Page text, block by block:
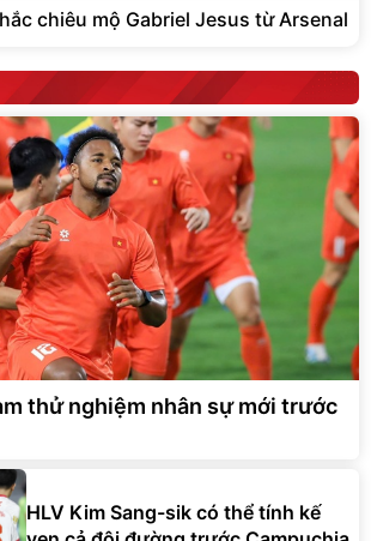
chiêu mộ Gabriel Jesus từ Arsenal
thử nghiệm nhân sự mới trước
HLV Kim Sang-sik có thể tính kế